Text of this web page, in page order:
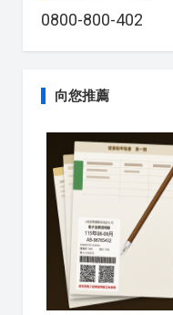
0800-800-402
向您推薦